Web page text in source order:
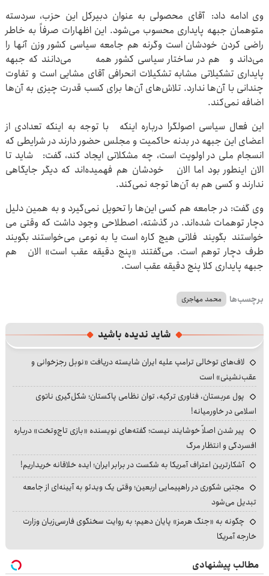
وی ادامه داد: آقای محصولی به عنوان دبیرکل این حزب، سردسته
متوهمان جبهه پایداری محسوب می‌شود. این اظهارات صرفاً به خاطر
راضی کردن خودشان است وگرنه هم جامعه سیاسی کشور وزن آنها را
می‌داند و هم در ساختار سیاسی کشور همه می‌دانند که جبهه
پایداری تشکیلاتی مشابه تشکیلات انحرافی آقای مشایی است و تفاوت
چندانی با آن‌ها ندارد. تلاش‌های آن‌ها برای کسب قدرت چیزی به آن‌ها
اضافه نمی‌کند.
این فعال سیاسی اصولگرا درباره اینکه با توجه به اینکه تعدادی از
اعضای این جبهه در بدنه حاکمیت و مجلس حضور دارند در شرایطی که
انسجام ملی در اولویت است، چه مشکلاتی ایجاد کند، گفت: شاید تا
الان اینطور بود اما الان خودشان هم فهمیده‌اند که دیگر جایگاهی
ندارند و کسی هم به آن‌ها توجه نمی‌کند.
وی گفت: در جامعه هم کسی این‌ها را تحویل نمی‌گیرد و به همین دلیل
دچار توهمات شده‌اند. در گذشته، اصطلاحی وجود داشت که وقتی می
خواستند بگویند فلانی هیچ کاره است یا به نوعی می‌خواستند بگویند
طرف دچار توهم است. می‌گفتند «پنج دقیقه عقب است» الان هم
جبهه پایداری کلا پنج دقیقه عقب است.
برچسب‌ها محمد مهاجری
شاید ندیده باشید
لاف‌های توخالی ترامپ علیه ایران شایسته دریافت «نوبل رجزخوانی و
عقب‌نشینی» است
پول عربستان، فناوری ترکیه، توان نظامی پاکستان؛ شکل‌گیری ناتوی
اسلامی در خاورمیانه!
پیر شدن اصلاً خوشایند نیست؛ گفته‌های نویسنده «بازی تاج‌وتخت» درباره
افسردگی و انتظار مرگ
آشکارترین اعتراف آمریکا به شکست در برابر ایران؛ ایده خلاقانه خریداریم!
مجتبی شکوری در راهپیمایی اربعین؛ وقتی یک ویدئو به آیینه‌ای از جامعه
تبدیل می‌شود
چگونه به «جنگ هرمز» پایان دهیم؛ به روایت سخنگوی فارسی‌زبان وزارت
خارجه آمریکا
مطالب پیشنهادی